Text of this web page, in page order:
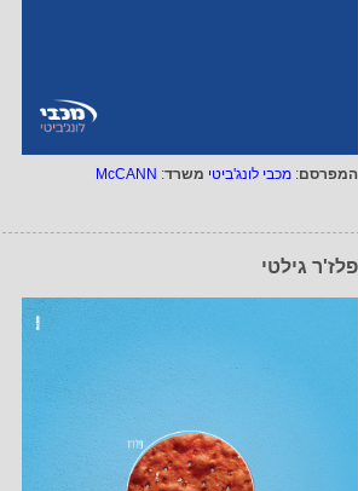
המפרסם: מכבי לונג'ביטי משרד:
McCANN
פלז'ר גילטי